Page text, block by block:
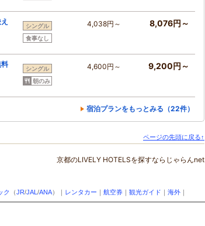
シングル
食事なし
4,038円～ 8,076円～
シングル
朝のみ
4,600円～ 9,200円～
宿泊プランをもっとみる（22件）
ページの先頭に戻る↑
京都のLIVELY HOTELSを探すならじゃらんnet
ク （JR/JAL /ANA）｜ レンタカー 航空券 観光ガイド 海外